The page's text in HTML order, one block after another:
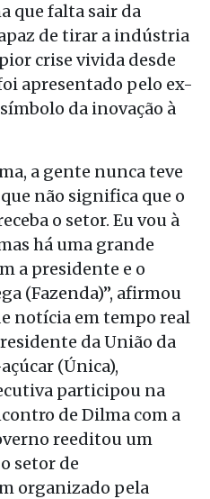
que falta sair da
de tirar a indústria
crise vivida desde
apresentado pelo ex-
da inovação à
a gente nunca teve
não significa que o
o setor. Eu vou à
há uma grande
a presidente e o
(Fazenda)”, afirmou
notícia em tempo real
da União da
(Única),
participou na
de Dilma com a
reeditou um
setor de
organizado pela